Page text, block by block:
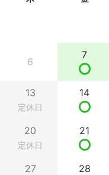
6
7
13
定休日
14
20
定休日
21
27 28